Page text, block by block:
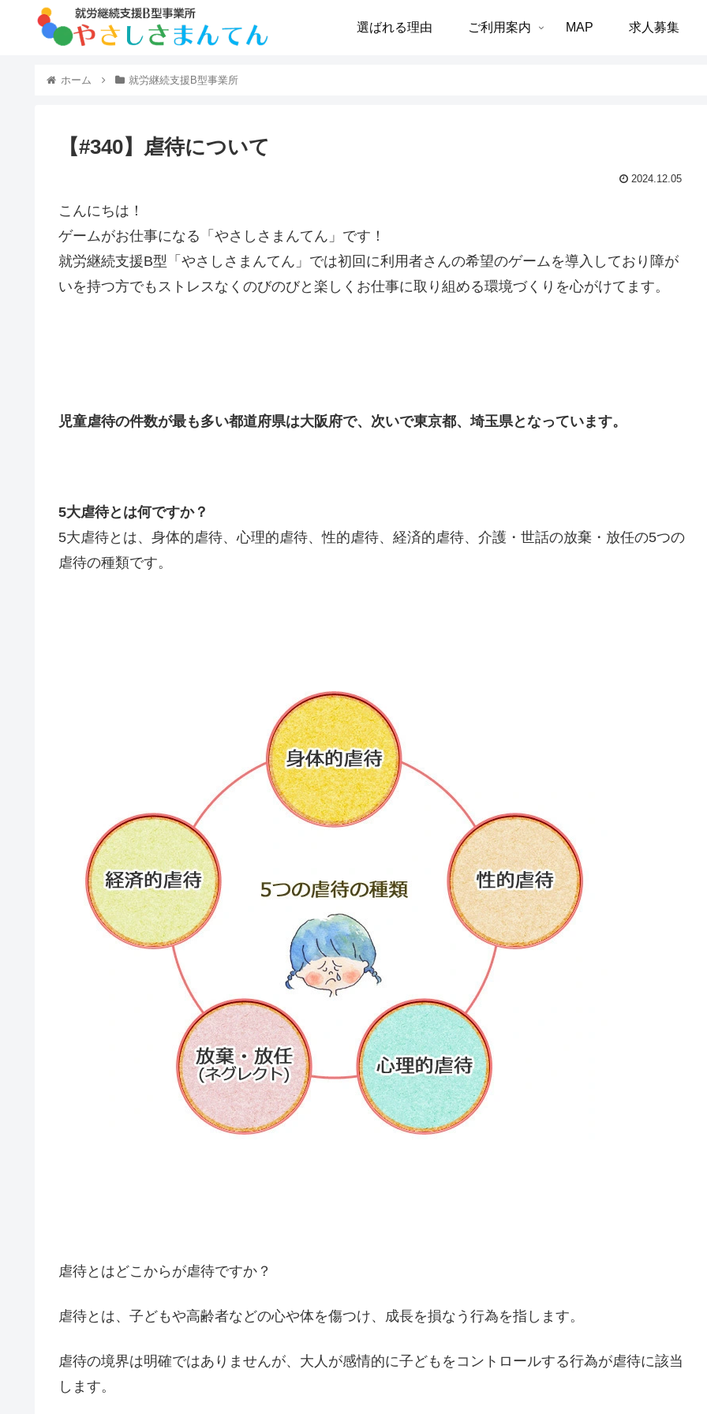
選ばれる理由 ご利用案内 MAP 求人募集
ホーム 就労継続支援B型事業所
【#340】虐待について
2024.12.05
こんにちは！
ゲームがお仕事になる「やさしさまんてん」です！
就労継続支援B型「やさしさまんてん」では初回に利用者さんの希望のゲームを導入しており障が
いを持つ方でもストレスなくのびのびと楽しくお仕事に取り組める環境づくりを心がけてます。
児童虐待の件数が最も多い都道府県は大阪府で、次いで東京都、埼玉県となっています。
5大虐待とは何ですか？
5大虐待とは、身体的虐待、心理的虐待、性的虐待、経済的虐待、介護・世話の放棄・放任の5つの
虐待の種類です。
虐待とはどこからが虐待ですか？
虐待とは、子どもや高齢者などの心や体を傷つけ、成長を損なう行為を指します。
虐待の境界は明確ではありませんが、 大人が感情的に子どもをコントロールする行為が虐待に該当
します。